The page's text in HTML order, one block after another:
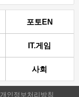
포토EN
IT.게임
사회
개인정보처리방침